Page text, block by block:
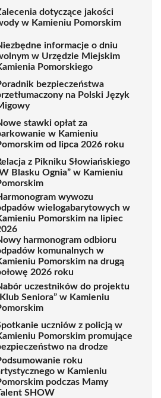
dotyczące jakości
w Kamieniu Pomorskim
informacje o dniu
w Urzędzie Miejskim
Pomorskiego
bezpieczeństwa
na Polski Język
stawki opłat za
w Kamieniu
od lipca 2026 roku
z Pikniku Słowiańskiego
Blasku Ognia” w Kamieniu
wywozu
wielogabarytowych w
Pomorskim na lipiec
harmonogram odbioru
komunalnych w
Pomorskim na drugą
2026 roku
uczestników do projektu
Seniora” w Kamieniu
uczniów z policją w
Pomorskim promujące
na drodze
roku
w Kamieniu
podczas Mamy
SHOW